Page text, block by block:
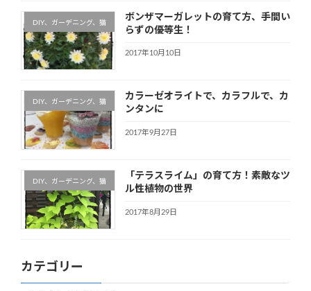
DIY、ガーデニング、猫
ボンザマーガレットの育て方、手間い
らずの優等生！
2017年10月10日
DIY、ガーデニング、猫
カラーゼオライトで、カラフルで、カ
ンタンに
2017年9月27日
DIY、ガーデニング、猫
「テラスライム」の育て方！素敵なツ
ル性植物の世界
2017年8月29日
カテゴリー